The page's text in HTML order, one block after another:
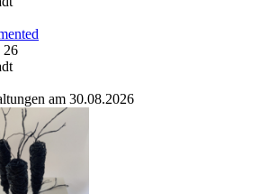
26
am 30.08.2026